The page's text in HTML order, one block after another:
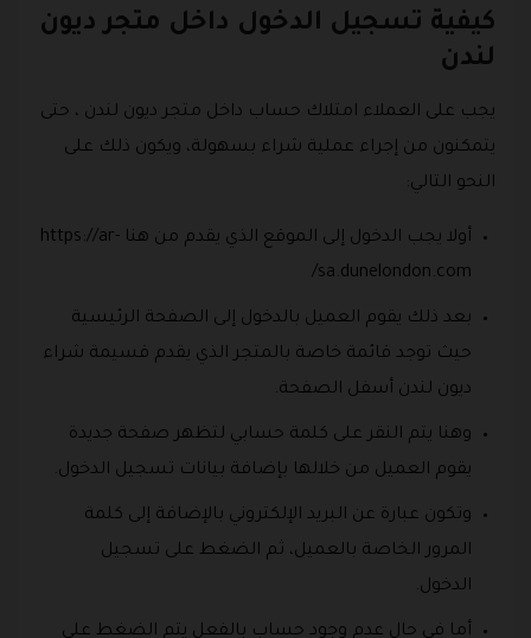
كيفية تسجيل الدخول داخل متجر ديون
لندن
يجب على العملاء امتلاك حساب داخل متجر ديون لندن ، حتى
يتمكنون من إجراء عملية شراء بسهولة، ويكون ذلك على
النحو التالي:
أولا يجب الدخول إلى الموقع الذي يقدم من هنا https://ar-
sa.dunelondon.com/
بعد ذلك يقوم العميل بالدخول إلى الصفحة الرئيسية
حيث توجد قائمة خاصة بالمتجر الذي يقدم قسيمة شراء
ديون لندن أسفل الصفحة.
وهنا يتم النقر على كلمة حسابي لتظهر صفحة جديدة
يقوم العميل من خلالها بإضافة بيانات تسجيل الدخول.
وتكون عبارة عن البريد الإلكتروني بالإضافة إلى كلمة
المرور الخاصة بالعميل، ثم الضغط على تسجيل
الدخول.
أما في حال عدم وجود حساب بالفعل يتم الضغط على